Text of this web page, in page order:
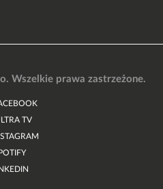
Wszelkie prawa zastrzeżone.
TV